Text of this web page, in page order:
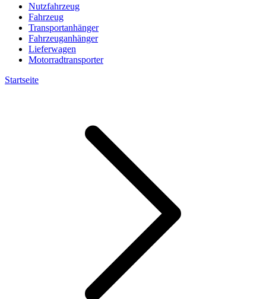
Nutzfahrzeug
Fahrzeug
Transportanhänger
Fahrzeuganhänger
Lieferwagen
Motorradtransporter
Startseite